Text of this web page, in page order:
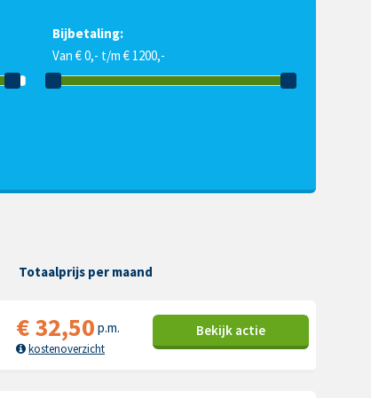
Bijbetaling:
Van € 0,- t/m € 1200,-
Totaalprijs per maand
€32,50 p.m.
kostenoverzicht
Bekijk actie